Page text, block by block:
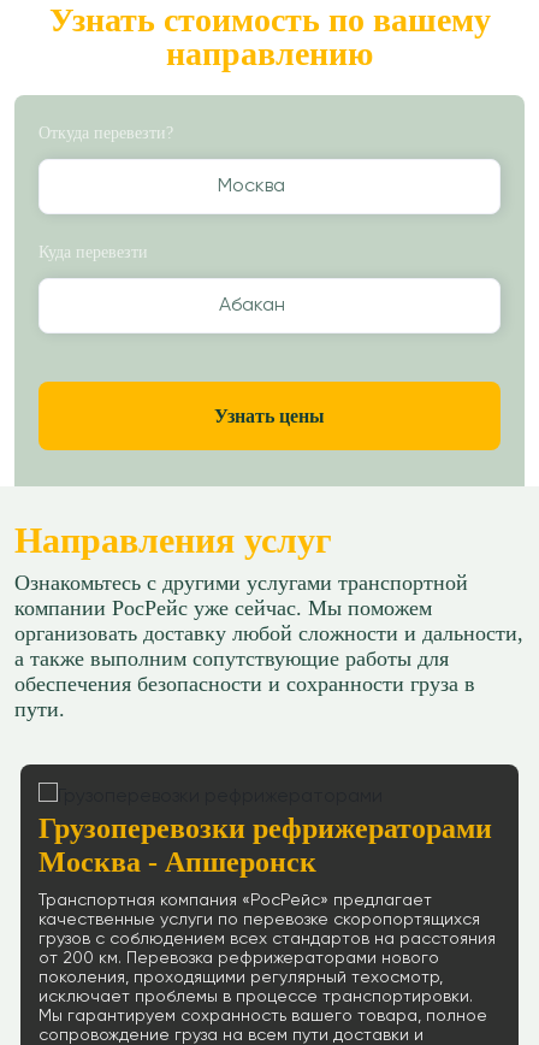
Узнать стоимость по вашему
направлению
Откуда перевезти?
Москва
Куда перевезти
Абакан
Узнать цены
Направления услуг
Ознакомьтесь с другими услугами транспортной
компании РосРейс уже сейчас. Мы поможем
организовать доставку любой сложности и дальности,
а также выполним сопутствующие работы для
обеспечения безопасности и сохранности груза в
пути.
Грузоперевозки рефрижераторами
Москва - Апшеронск
Транспортная компания «РосРейс» предлагает
качественные услуги по перевозке скоропортящихся
грузов с соблюдением всех стандартов на расстояния
от 200 км. Перевозка рефрижераторами нового
поколения, проходящими регулярный техосмотр,
исключает проблемы в процессе транспортировки.
Мы гарантируем сохранность вашего товара, полное
сопровождение груза на всем пути доставки и